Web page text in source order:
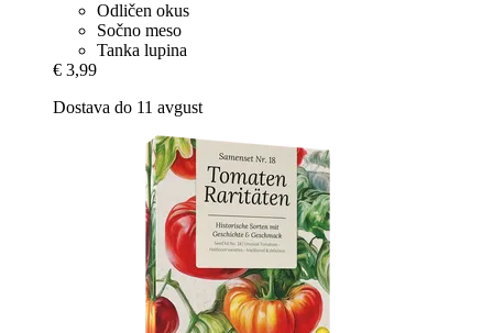
Odličen okus
Sočno meso
Tanka lupina
€ 3,99
Dostava do 11 avgust